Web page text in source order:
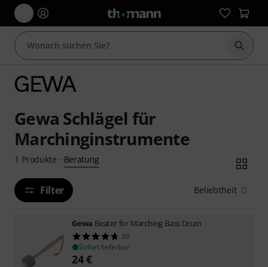
Suche
Gewa Schlägel für
Marchinginstrumente
1 Produkte · Beratung
Filter Beliebtheit
Gewa Beater for Marching Bass Drum
59
Sofort lieferbar
24€